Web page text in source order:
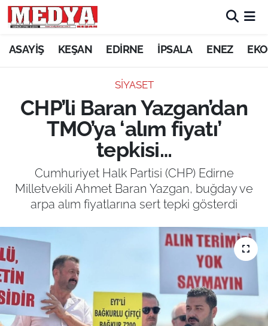
ASAYİŞ KEŞAN EDİRNE İPSALA ENEZ
SİYASET
CHP’li Baran Yazgan’dan
TMO’ya ‘alım fiyatı’
tepkisi…
Cumhuriyet Halk Partisi (CHP) Edirne
Milletvekili Ahmet Baran Yazgan, buğday ve
arpa alım fiyatlarına sert tepki gösterdi
KEŞAN
ASAYİŞ
SİYASET
GÜNDEM
EKONOMİ
SAĞLIK
EĞİTİM
TARIM VE HAYVANCILIK
KÜLTÜR SANAT